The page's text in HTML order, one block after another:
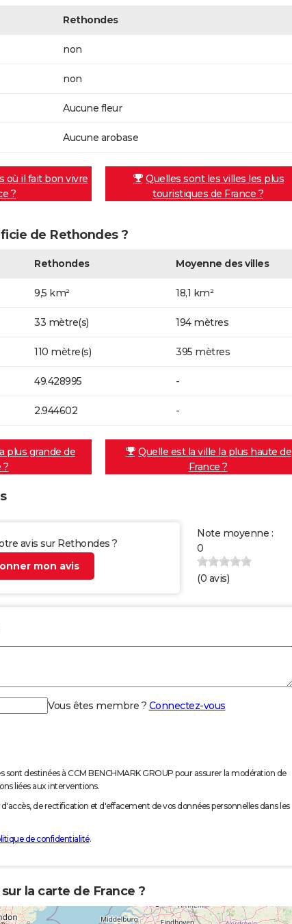
Rethondes
non
non
Aucune fleur
Aucune arobase
où il fait bon vivre
?
Quelles sont les villes les plus
touristiques de France ?
de Rethondes ?
Rethondes Moyenne des villes
9,5 km² 18,1 km²
33 mètre(s) 194 mètres
110 mètre(s) 395 mètres
49.428995 -
2.944602 -
plus grande de
?
Quelle est la ville la plus haute de
France ?
avis sur Rethondes ?
mon avis
Note moyenne :
0
(0 avis)
Vous êtes membre ? Connectez-vous
sont destinées à CCM BENCHMARK GROUP pour assurer la modération de
liées aux interventions.
de rectification et d'effacement de vos données personnelles dans les
de confidentialité.
la carte de France ?